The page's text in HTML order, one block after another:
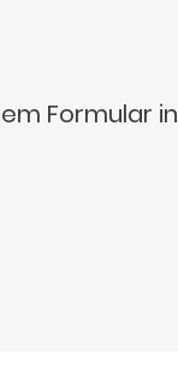
Formular